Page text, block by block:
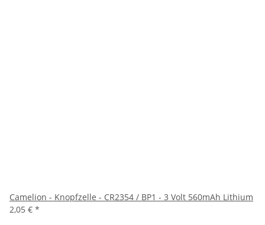
Camelion - Knopfzelle - CR2354 / BP1 - 3 Volt 560mAh Lithium
2,05 € *